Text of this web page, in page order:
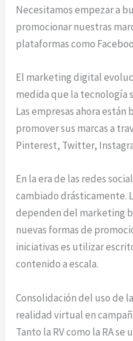
Necesitamos empezar a
promocionar nuestras
plataformas como
El marketing digital
medida que la tecnología
Las empresas ahora están
promover sus marcas a
Pinterest, Twitter,
En la era de las redes
cambiado drásticamente.
dependen del marketing
nuevas formas de
iniciativas es utilizar
contenido a escala.
Consolidación del uso de
realidad virtual en
Tanto la RV como la RA